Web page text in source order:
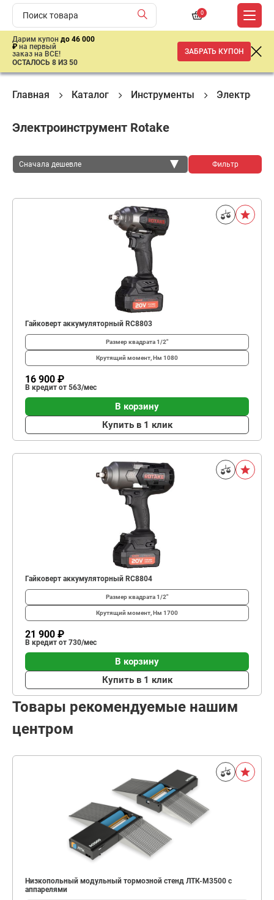
0
Дарим купон до 46 000
₽ на первый
заказ на ВСЕ!
ОСТАЛОСЬ 8 ИЗ 50
ЗАБРАТЬ КУПОН
Главная Каталог Инструменты
Электроинструмент Rotake
Сначала дешевле Фильтр
Гайковерт аккумуляторный RC8803
Размер квадрата1/2"
Крутящий момент, Нм 1080
16 900 ₽
В кредит от 563/мес
В корзину
Купить в 1 клик
Гайковерт аккумуляторный RC8804
Размер квадрата1/2"
Крутящий момент, Нм 1700
21 900 ₽
В кредит от 730/мес
В корзину
Купить в 1 клик
Товары рекомендуемые нашим
центром
Низкопольный модульный тормозной стенд ЛТК-М3500 с
аппарелями